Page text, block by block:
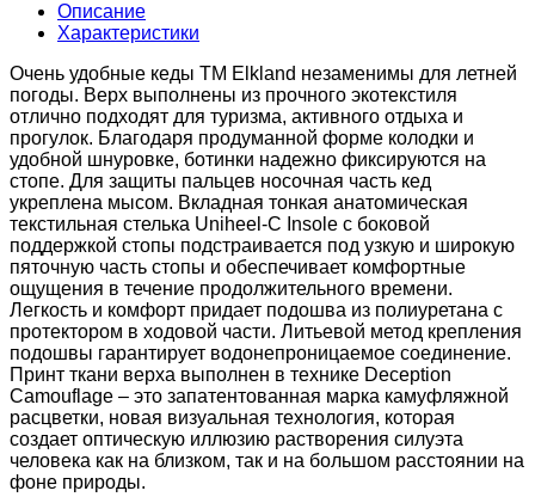
Описание
Характеристики
Очень удобные кеды TM Elkland незаменимы для летней
погоды. Верх выполнены из прочного экотекстиля
отлично подходят для туризма, активного отдыха и
прогулок. Благодаря продуманной форме колодки и
удобной шнуровке, ботинки надежно фиксируются на
стопе. Для защиты пальцев носочная часть кед
укреплена мысом. Вкладная тонкая анатомическая
текстильная стелька Uniheel-C Insole с боковой
поддержкой стопы подстраивается под узкую и широкую
пяточную часть стопы и обеспечивает комфортные
ощущения в течение продолжительного времени.
Легкость и комфорт придает подошва из полиуретана с
протектором в ходовой части. Литьевой метод крепления
подошвы гарантирует водонепроницаемое соединение.
Принт ткани верха выполнен в технике Deception
Camouflage – это запатентованная марка камуфляжной
расцветки, новая визуальная технология, которая
создает оптическую иллюзию растворения силуэта
человека как на близком, так и на большом расстоянии на
фоне природы.